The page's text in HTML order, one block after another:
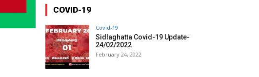
COVID-19
Covid-19
Sidlaghatta Covid-19 Update-
24/02/2022
February 24, 2022